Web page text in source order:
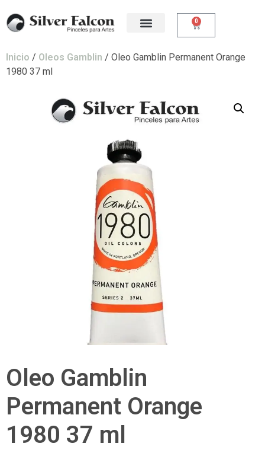
0
Inicio / Oleos Gamblin / Oleo Gamblin Permanent Orange
1980 37 ml
Oleo Gamblin
Permanent Orange
1980 37 ml